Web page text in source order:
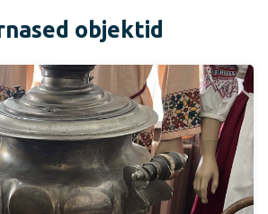
objektid